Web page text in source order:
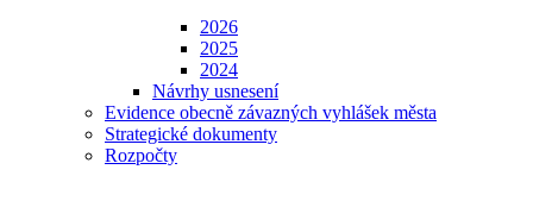
2026
2025
2024
Návrhy usnesení
Evidence obecně závazných vyhlášek města
Strategické dokumenty
Rozpočty